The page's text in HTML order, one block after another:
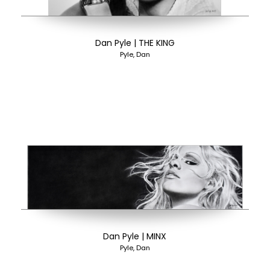
Dan Pyle | THE KING
Pyle, Dan
Dan Pyle | MINX
Pyle, Dan